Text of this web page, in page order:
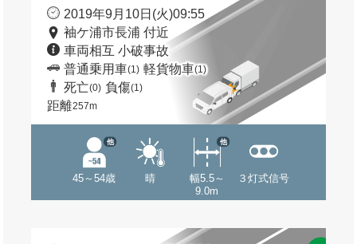
2019年9月10日(火)09:55
袖ケ浦市長浦 付近
車両相互 小破事故
普通乗用車(1) 軽貨物車(1)
死亡(0) 負傷(1)
距離257m
45～54歳
他
晴
幅5.5～
9.0m
他
３灯式信号